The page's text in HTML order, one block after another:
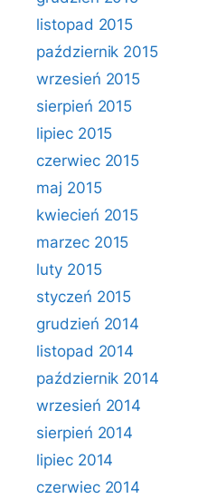
listopad 2015
październik 2015
wrzesień 2015
sierpień 2015
lipiec 2015
czerwiec 2015
maj 2015
kwiecień 2015
marzec 2015
luty 2015
styczeń 2015
grudzień 2014
listopad 2014
październik 2014
wrzesień 2014
sierpień 2014
lipiec 2014
czerwiec 2014